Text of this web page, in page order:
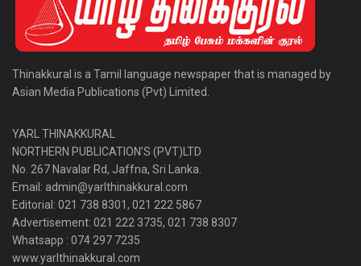
Thinakkural is a Tamil language newspaper that is managed by
Asian Media Publications (Pvt) Limited.
YARL THINAKKURAL
NORTHERN PUBLICATION’S (PVT)LTD
No. 267 Navalar Rd, Jaffna, Sri Lanka.
Email: admin@yarlthinakkural.com
Editorial: 021 738 8301, 021 222 5867
Advertisement: 021 222 3735, 021 738 8307
Whatsapp : 074 297 7235
www.yarlthinakkural.com